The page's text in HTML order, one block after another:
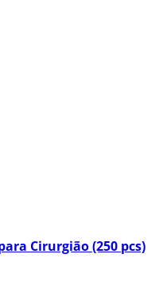
Cirurgião (250 pcs)